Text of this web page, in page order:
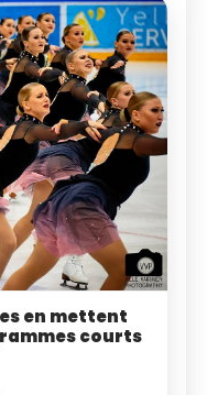
en mettent
courts